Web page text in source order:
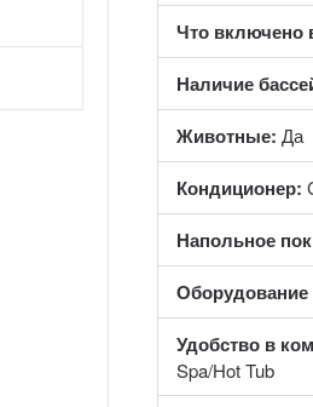
Что включено
Наличие
Животные: Да
Кондиционер:
Напольное
Оборудование
Удобство в
Spa/Hot Tub